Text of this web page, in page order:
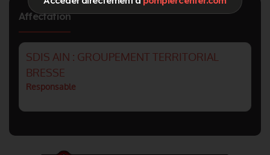
Affectation
SDIS AIN : GROUPEMENT TERRITORIAL
BRESSE
Responsable